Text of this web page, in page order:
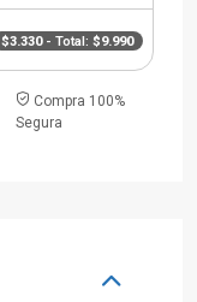
$3.330- Total: $9.990
Compra 100%
Segura